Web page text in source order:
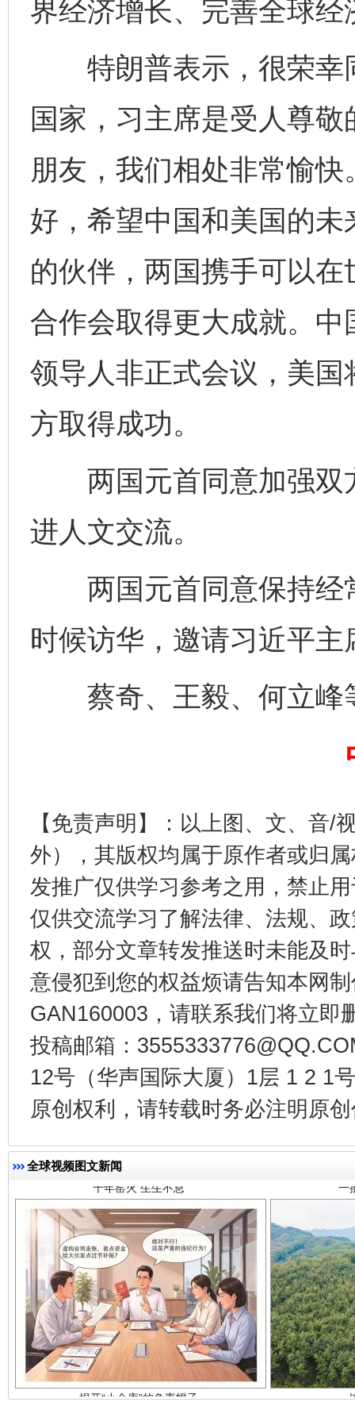
界经济增长、完善全球
特朗普表示，很荣幸
国家，习主席是受人尊
朋友，我们相处非常愉
好，希望中国和美国的
的伙伴，两国携手可以
合作会取得更大成就。
领导人非正式会议，美
方取得成功。
两国元首同意加强双
进人文交流。
两国元首同意保持经
时候访华，邀请习近平主
蔡奇、王毅、何立峰
【免责声明】：以上图、文、音/
外），其版权均属于原作者或归
发推广仅供学习参考之用，禁止
仅供交流学习了解法律、法规、
权，部分文章转发推送时未能及
意侵犯到您的权益烦请告知本网
GAN160003，请联系我们将立即
投稿邮箱：
12号（华声国际大厦）1层 1 2 1
原创权利，请转载时务必注明原
全球视频图文新闻
东山县通报“牛蛙产品抗生素超标问题” 法
千年窑火 生生不息
揭开“小金库”的免责幌子